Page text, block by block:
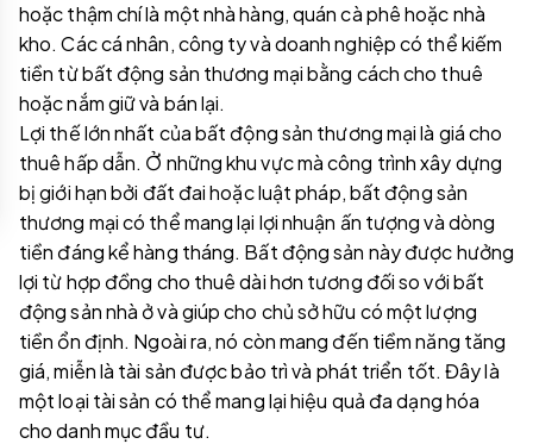
hoặc thậm chí là một nhà hàng, quán cà phê hoặc nhà
kho. Các cá nhân, công ty và doanh nghiệp có thể kiếm
tiền từ bất động sản thương mại bằng cách cho thuê
hoặc nắm giữ và bán lại.
Lợi thế lớn nhất của bất động sản thương mại là giá cho
thuê hấp dẫn. Ở những khu vực mà công trình xây dựng
bị giới hạn bởi đất đai hoặc luật pháp, bất động sản
thương mại có thể mang lại lợi nhuận ấn tượng và dòng
tiền đáng kể hàng tháng. Bất động sản này được hưởng
lợi từ hợp đồng cho thuê dài hơn tương đối so với bất
động sản nhà ở và giúp cho chủ sở hữu có một lượng
tiền ổn định. Ngoài ra, nó còn mang đến tiềm năng tăng
giá, miễn là tài sản được bảo trì và phát triển tốt. Đây là
một loại tài sản có thể mang lại hiệu quả đa dạng hóa
cho danh mục đầu tư.